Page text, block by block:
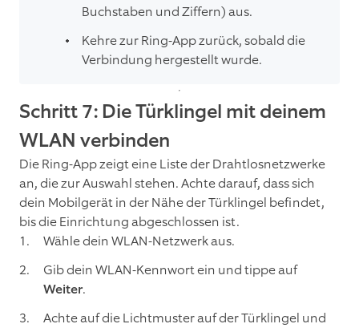
Buchstaben und Ziffern) aus.
Kehre zur Ring-App zurück, sobald die
Verbindung hergestellt wurde.
Schritt 7: Die Türklingel mit deinem
WLAN verbinden
Die Ring-App zeigt eine Liste der Drahtlosnetzwerke
an, die zur Auswahl stehen. Achte darauf, dass sich
dein Mobilgerät in der Nähe der Türklingel befindet,
bis die Einrichtung abgeschlossen ist.
Wähle dein WLAN-Netzwerk aus.
Gib dein WLAN-Kennwort ein und tippe auf
Weiter.
Achte auf die Lichtmuster auf der Türklingel und